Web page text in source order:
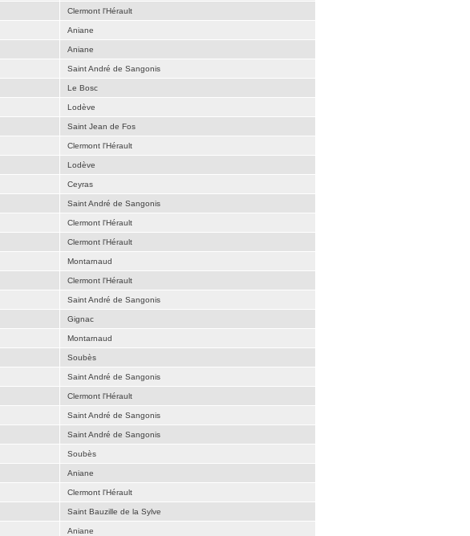
Clermont l'Hérault
Aniane
Aniane
Saint André de Sangonis
Le Bosc
Lodève
Saint Jean de Fos
Clermont l'Hérault
Lodève
Ceyras
Saint André de Sangonis
Clermont l'Hérault
Clermont l'Hérault
Montarnaud
Clermont l'Hérault
Saint André de Sangonis
Gignac
Montarnaud
Soubès
Saint André de Sangonis
Clermont l'Hérault
Saint André de Sangonis
Saint André de Sangonis
Soubès
Aniane
Clermont l'Hérault
Saint Bauzille de la Sylve
Aniane